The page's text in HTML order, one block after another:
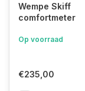
Wempe Skiff
comfortmeter
Op voorraad
€235,00